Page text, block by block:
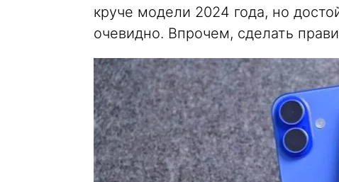
круче модели 2024 года, но
очевидно. Впрочем, сделать